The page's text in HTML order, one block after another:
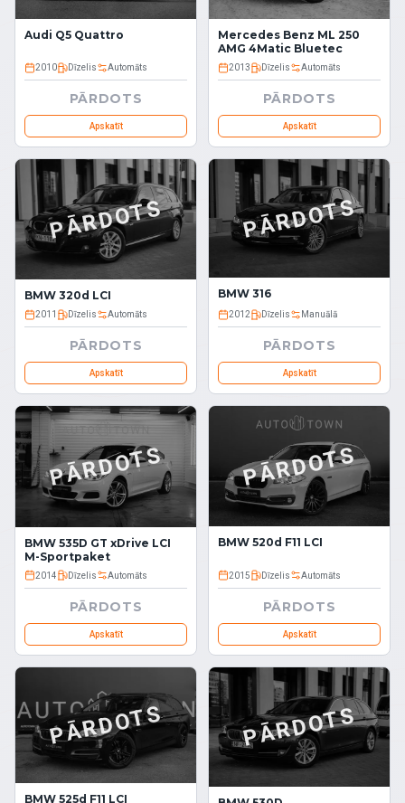
Audi Q5 Quattro
2010 Dīzelis Automāts
PĀRDOTS
Apskatīt
Mercedes Benz ML 250
AMG 4Matic Bluetec
2013 Dīzelis Automāts
PĀRDOTS
Apskatīt
PĀRDOTS
BMW 320d LCI
2011 Dīzelis Automāts
PĀRDOTS
Apskatīt
PĀRDOTS
BMW 316
2012 Dīzelis Manuālā
PĀRDOTS
Apskatīt
PĀRDOTS
BMW 535D GT xDrive LCI
M-Sportpaket
2014 Dīzelis Automāts
PĀRDOTS
Apskatīt
PĀRDOTS
BMW 520d F11 LCI
2015 Dīzelis Automāts
PĀRDOTS
Apskatīt
PĀRDOTS
BMW 525d F11 LCI
PĀRDOTS